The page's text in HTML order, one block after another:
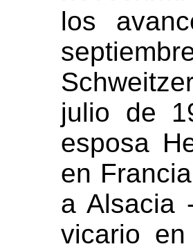
los
julio de
esposa
en
a Alsacia
vicario